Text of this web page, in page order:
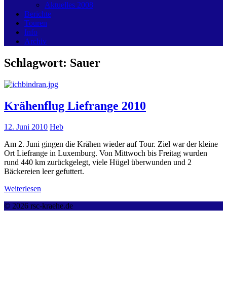
Aktuelles 2008
Berichte
Touren
Info
Archiv
Schlagwort: Sauer
Krähenflug Liefrange 2010
12. Juni 2010 Heb
Am 2. Juni gingen die Krähen wieder auf Tour. Ziel war der kleine
Ort Liefrange in Luxemburg. Von Mittwoch bis Freitag wurden
rund 440 km zurückgelegt, viele Hügel überwunden und 2
Bäckereien leer gefuttert.
Weiterlesen
© 2026 rsc-kraehe.de